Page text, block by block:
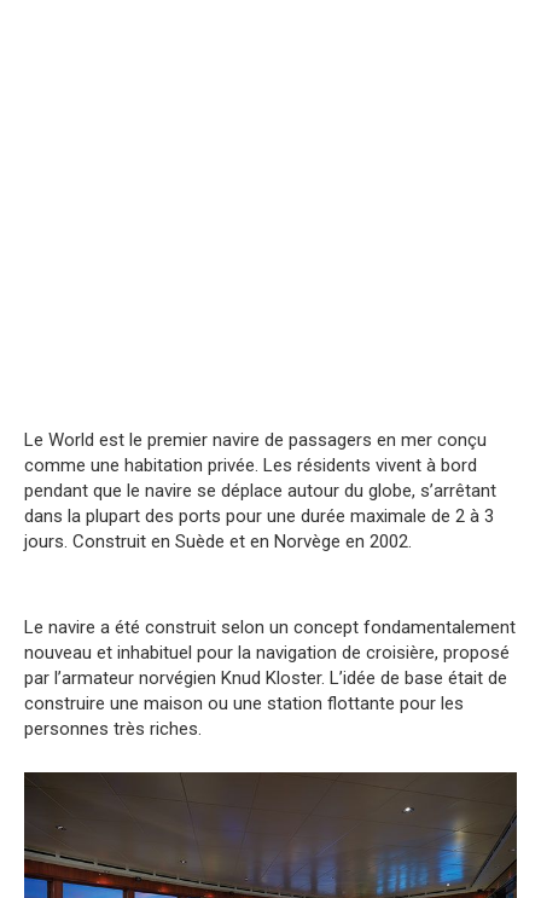
Le World est le premier navire de passagers en mer conçu
comme une habitation privée. Les résidents vivent à bord
pendant que le navire se déplace autour du globe, s’arrêtant
dans la plupart des ports pour une durée maximale de 2 à 3
jours. Construit en Suède et en Norvège en 2002.
Le navire a été construit selon un concept fondamentalement
nouveau et inhabituel pour la navigation de croisière, proposé
par l’armateur norvégien Knud Kloster. L’idée de base était de
construire une maison ou une station flottante pour les
personnes très riches.